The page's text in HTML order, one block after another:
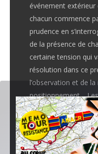
événement
chacun commence
prudence en
de la présence de
certaine tension qui
résolution dans ce
l’observation et de
positionnement…
direction des
d’épanouissement,
forfait et quitter le
s’engager.Les